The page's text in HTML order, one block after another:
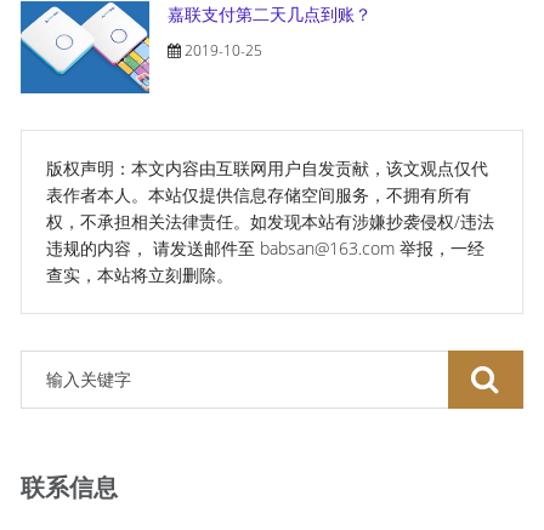
嘉联支付第二天几点到账？
2019-10-25
版权声明：本文内容由互联网用户自发贡献，该文观点仅代
表作者本人。本站仅提供信息存储空间服务，不拥有所有
权，不承担相关法律责任。如发现本站有涉嫌抄袭侵权/违法
违规的内容， 请发送邮件至 babsan@163.com 举报，一经
查实，本站将立刻删除。
联系信息